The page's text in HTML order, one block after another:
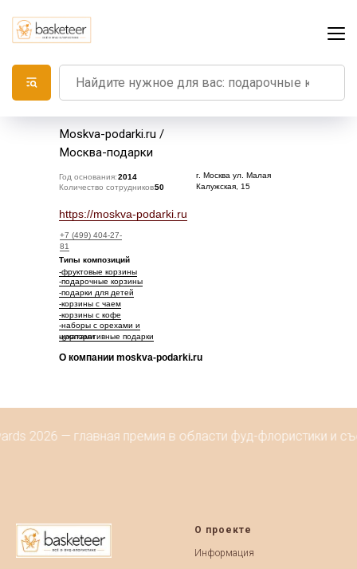
г. Москва ул. Малая
Калужская, 15
О компании moskva-podarki.ru
Год основания:
Количество сотрудников:
2014
50
https://moskva-podarki.ru
-фруктовые корзины
-подарочные корзины
-подарки для детей
Типы композиций
+7 (499) 404-27-
81
-корзины с чаем
-корзины с кофе
-корпоративные подарки
-наборы с орехами и
цукатами
Moskva-podarki.ru /
Москва-подарки
2026 — главная премия в области фуд-флористики и
О проекте
Информация